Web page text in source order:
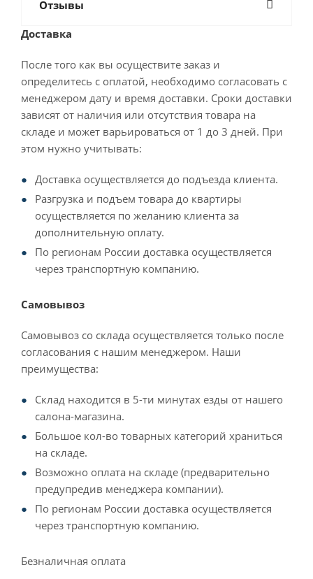
Отзывы
Доставка
После того как вы осуществите заказ и
определитесь с оплатой, необходимо согласовать с
менеджером дату и время доставки. Сроки доставки
зависят от наличия или отсутствия товара на
складе и может варьироваться от 1 до 3 дней. При
этом нужно учитывать:
Доставка осуществляется до подъезда клиента.
Разгрузка и подъем товара до квартиры
осуществляется по желанию клиента за
дополнительную оплату.
По регионам России доставка осуществляется
через транспортную компанию.
Самовывоз
Самовывоз со склада осуществляется только после
согласования с нашим менеджером. Наши
преимущества:
Склад находится в 5-ти минутах езды от нашего
салона-магазина.
Большое кол-во товарных категорий храниться
на складе.
Возможно оплата на складе (предварительно
предупредив менеджера компании).
По регионам России доставка осуществляется
через транспортную компанию.
Безналичная оплата